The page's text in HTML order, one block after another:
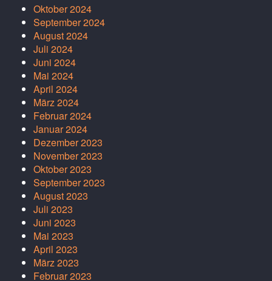
Oktober 2024
September 2024
August 2024
Juli 2024
Juni 2024
Mai 2024
April 2024
März 2024
Februar 2024
Januar 2024
Dezember 2023
November 2023
Oktober 2023
September 2023
August 2023
Juli 2023
Juni 2023
Mai 2023
April 2023
März 2023
Februar 2023